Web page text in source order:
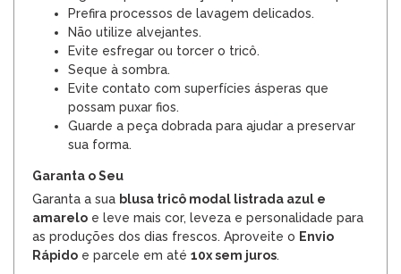
Prefira processos de lavagem delicados.
Não utilize alvejantes.
Evite esfregar ou torcer o tricô.
Seque à sombra.
Evite contato com superfícies ásperas que
possam puxar fios.
Guarde a peça dobrada para ajudar a preservar
sua forma.
Garanta o Seu
Garanta a sua blusa tricô modal listrada azul e
amarelo e leve mais cor, leveza e personalidade para
as produções dos dias frescos. Aproveite o Envio
Rápido e parcele em até 10x sem juros.